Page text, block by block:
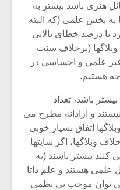
هنری باشد بیشتر به
به بخش علمی (که البته
با درصد خطای بالایی
(برخلاف سنت
مطالب غیر علمی و احساسی در
باشد، تعداد
و آزادانه مطرح می
اتفاق بسیار خوبی
وبلاگها، اگر سایتها
بیشتر باشند (به
علمی هستند و علم ذاتا
توان موجب بی نظمی